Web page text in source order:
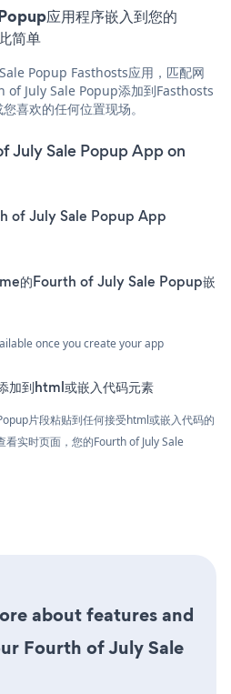
应用程序嵌入到您的
简单
Popup Fasthosts应用，匹配网
of July Sale Popup添加到Fasthosts
喜欢的任何位置现场。
July Sale Popup App on
of July Sale Popup App
的Fourth of July Sale Popup嵌
once you create your app
加到html或嵌入代码元素
片段粘贴到任何接受html或嵌入代码的
看实时页面，您的Fourth of July Sale
about features and
Fourth of July Sale